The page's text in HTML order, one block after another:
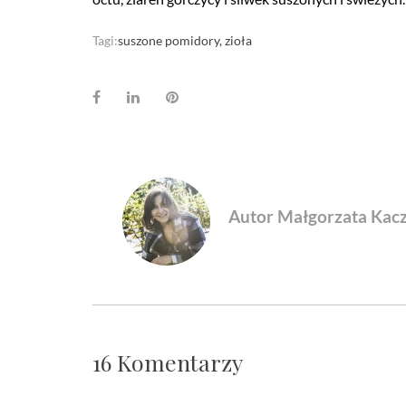
Tagi:suszone pomidory zioła
FacebookLinkedInPinterest
Autor Małgorzata
16 Komentarzy